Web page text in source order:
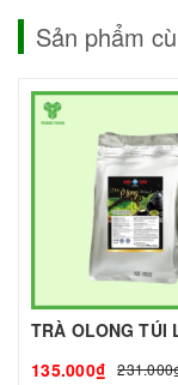
Sản phẩm
135.000₫